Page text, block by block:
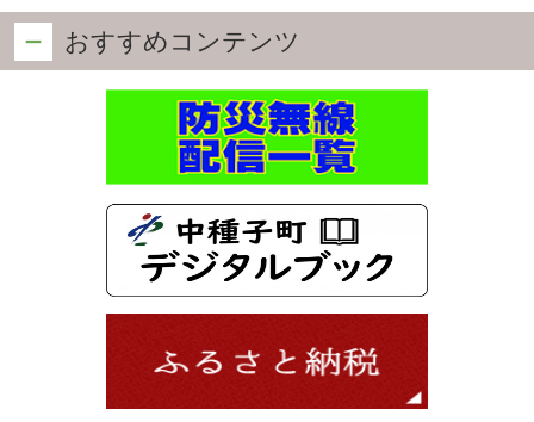
おすすめコンテンツ